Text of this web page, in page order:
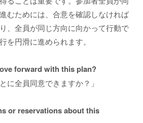
むためには、合意を確認しなければ
、全員が同じ方向に向かって行動で
を円滑に進められます。
forward with this plan?
に全員同意できますか？」
or reservations about this